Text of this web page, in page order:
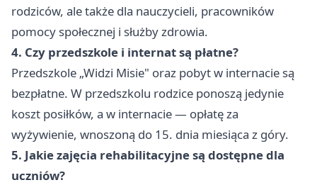
rodziców, ale także dla nauczycieli, pracowników
pomocy społecznej i służby zdrowia.
4. Czy przedszkole i internat są płatne?
Przedszkole „Widzi Misie" oraz pobyt w internacie są
bezpłatne. W przedszkolu rodzice ponoszą jedynie
koszt posiłków, a w internacie — opłatę za
wyżywienie, wnoszoną do 15. dnia miesiąca z góry.
5. Jakie zajęcia rehabilitacyjne są dostępne dla
uczniów?